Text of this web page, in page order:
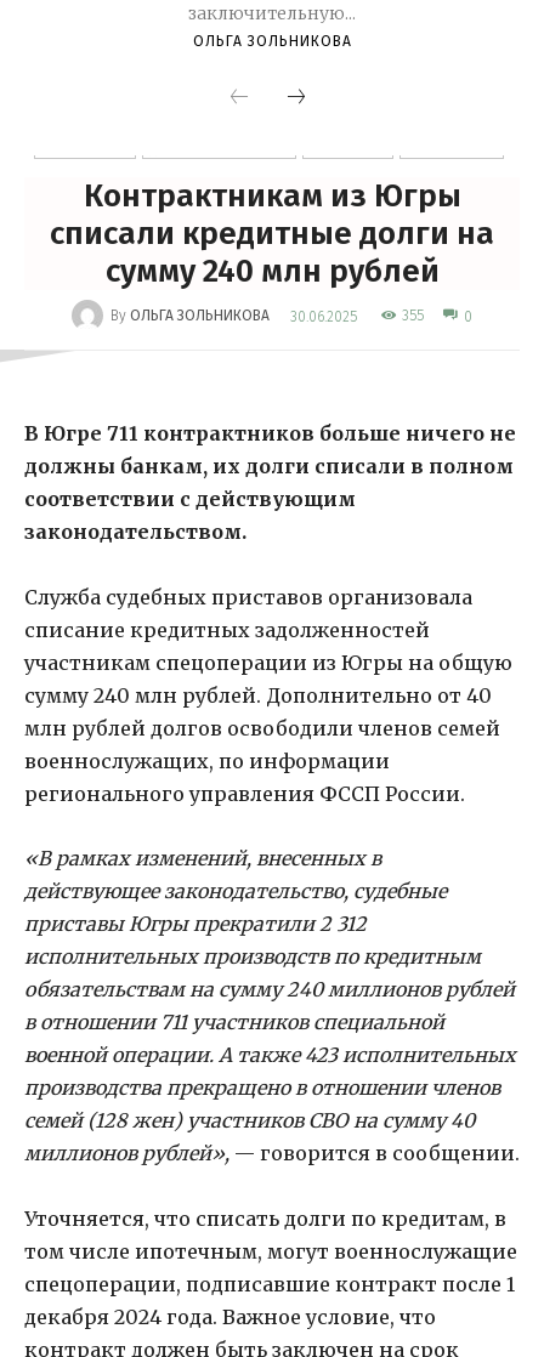
заключительную...
ОЛЬГА ЗОЛЬНИКОВА